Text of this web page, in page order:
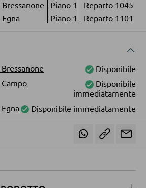
parete
ATTREZZATE
Piano 1
Reparto 1045
Piano 1 Reparto 1101
Disponibile
Disponibile
immediatamente
Disponibile immediatamente